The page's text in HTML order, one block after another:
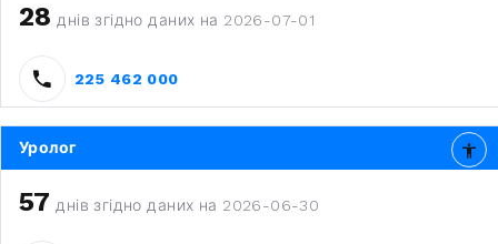
28 днів згідно даних на 2026-07-01
225 462 000
Уролог
57 днів згідно даних на 2026-06-30